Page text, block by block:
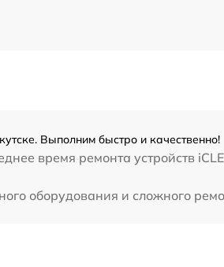
Выполним быстро и качественно!
время ремонта устройств
оборудования и сложного